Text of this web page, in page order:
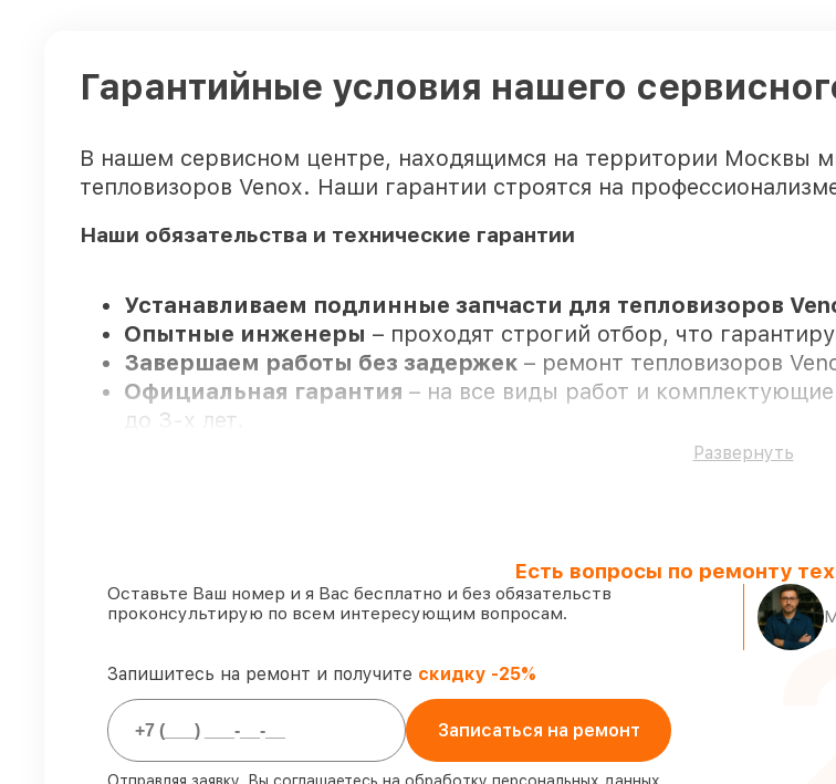
Гарантийные условия нашего
В нашем сервисном центре, находящимся на территории Москвы
тепловизоров Venox. Наши гарантии строятся на
Наши обязательства и технические гарантии
Устанавливаем подлинные запчасти для тепловизоров
Опытные инженеры – проходят строгий отбор, что
Завершаем работы без задержек – ремонт тепловизоров
Официальная гарантия – на все виды работ и комплектующие
до 3-х лет.
ремонтов по ремонту исполняются с возможностью
90%деталей Venox готовы к установке в наших мастерских в
Фирменные детали Venox и надёжные реплики
– только
85%ремонтов Venox выполняются в течение пары часов, если
Развернуть
Есть вопросы по ремонту
Оставьте Ваш номер и я Вас бесплатно и без обязательств
проконсультирую по всем интересующим вопросам.
Запишитесь на ремонт и получите скидку -25%
Записаться на ремонт